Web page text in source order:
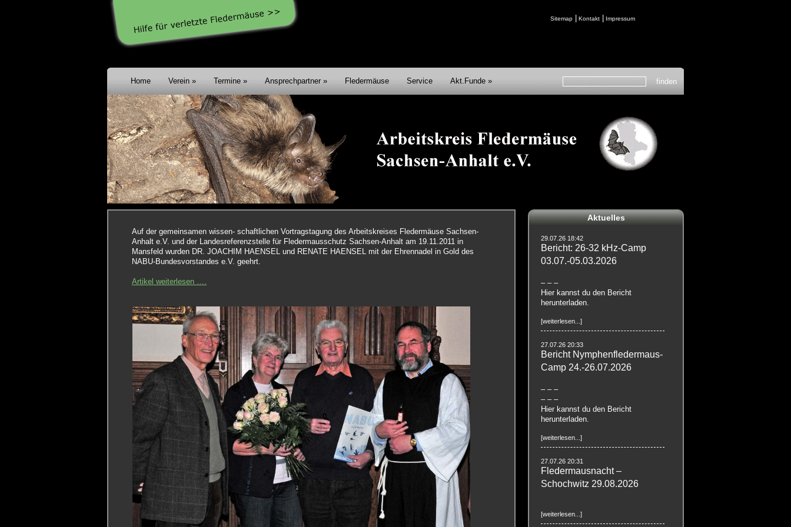
Sitemap Kontakt Impressum
Home Verein Termine Ansprechpartner Fledermäuse Service Akt.Funde
Aktuelles
29.07.26 18:42
Bericht: 26-32 kHz-Camp
03.07.-05.03.2026
– – –
Hier kannst du den Bericht
herunterladen.
[weiterlesen...]
27.07.26 20:33
Bericht Nymphenfledermaus-
Camp 24.-26.07.2026
– – –
– – –
Hier kannst du den Bericht
herunterladen.
[weiterlesen...]
27.07.26 20:31
Fledermausnacht –
Schochwitz 29.08.2026
[weiterlesen...]
Auf der gemeinsamen wissen- schaftlichen Vortragstagung des Arbeitskreises Fledermäuse Sachsen-
Anhalt e.V. und der Landesreferenzstelle für Fledermausschutz Sachsen-Anhalt am 19.11.2011 in
Mansfeld wurden DR. JOACHIM HAENSEL und RENATE HAENSEL mit der Ehrennadel in Gold des
NABU-Bundesvorstandes e.V. geehrt.
Artikel weiterlesen ….